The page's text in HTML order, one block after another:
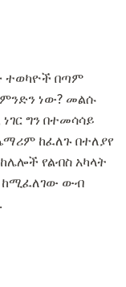
ተወካዮች በጣም
ነው? መልሱ
ግን በተመሳሳይ
ከፈለጉ በተለያየ
የልብስ አካላት
ከሚፈለገው ውብ